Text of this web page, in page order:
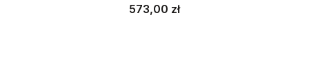
Cena
573,00 zł